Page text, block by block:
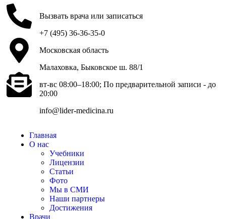
Вызвать врача или записаться
+7 (495) 36-36-35-0
Московская область
Малаховка, Быковское ш. 88/1
вт-вс 08:00–18:00; По предварительной записи - до
20:00
info@lider-medicina.ru
Главная
О нас
Учебники
Лицензии
Статьи
Фото
Мы в СМИ
Наши партнеры
Достижения
Врачи